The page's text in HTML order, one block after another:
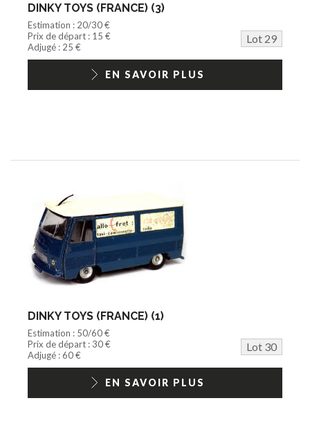
DINKY TOYS (FRANCE) (3)
Estimation : 20/30 €
Prix de départ : 15 €
Lot 29
Adjugé : 25 €
EN SAVOIR PLUS
DINKY TOYS (FRANCE) (1)
Estimation : 50/60 €
Prix de départ : 30 €
Lot 30
Adjugé : 60 €
EN SAVOIR PLUS